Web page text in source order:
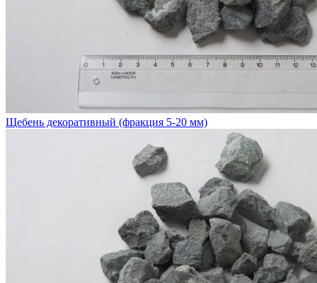
Щебень декоративный (фракция 5-20 мм)